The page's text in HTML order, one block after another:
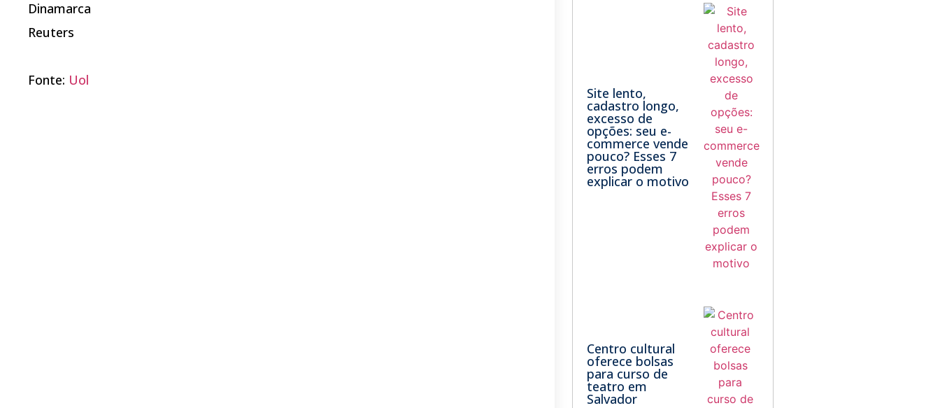
Dinamarca
Reuters
Fonte: Uol
Site lento,
cadastro longo,
excesso de
opções: seu e-
commerce vende
pouco? Esses 7
erros podem
explicar o motivo
Centro cultural
oferece bolsas
para curso de
teatro em
Salvador